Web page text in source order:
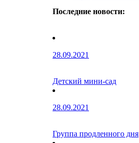
Последние новости:
28.09.2021
Детский мини-сад
28.09.2021
Группа продленного дня